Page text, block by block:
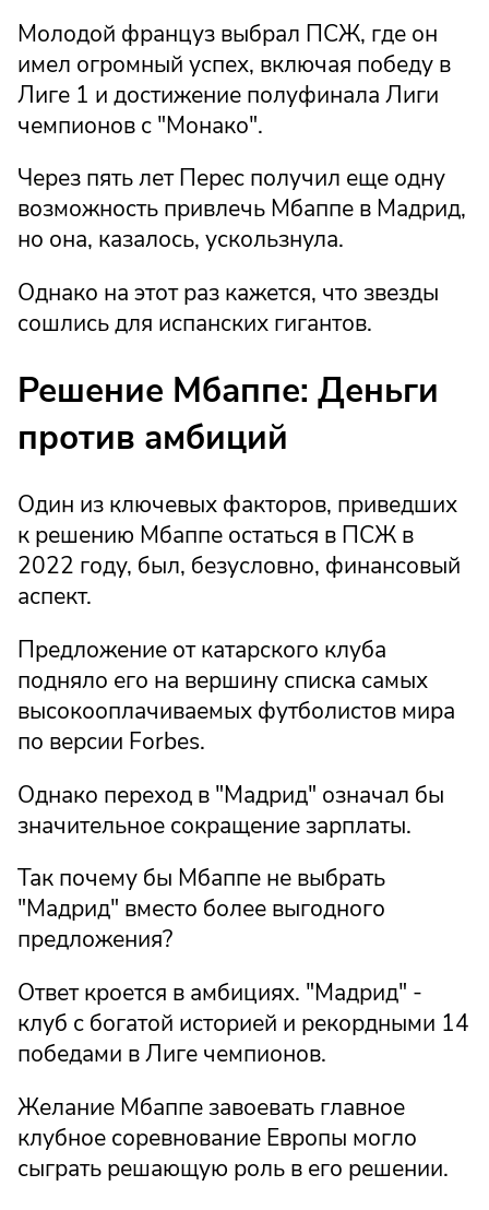
Молодой француз выбрал ПСЖ, где он
имел огромный успех, включая победу в
Лиге 1 и достижение полуфинала Лиги
чемпионов с "Монако".
Через пять лет Перес получил еще одну
возможность привлечь Мбаппе в Мадрид,
но она, казалось, ускользнула.
Однако на этот раз кажется, что звезды
сошлись для испанских гигантов.
Решение Мбаппе: Деньги
против амбиций
Один из ключевых факторов, приведших
к решению Мбаппе остаться в ПСЖ в
2022 году, был, безусловно, финансовый
аспект.
Предложение от катарского клуба
подняло его на вершину списка самых
высокооплачиваемых футболистов мира
по версии Forbes.
Однако переход в "Мадрид" означал бы
значительное сокращение зарплаты.
Так почему бы Мбаппе не выбрать
"Мадрид" вместо более выгодного
предложения?
Ответ кроется в амбициях. "Мадрид" -
клуб с богатой историей и рекордными 14
победами в Лиге чемпионов.
Желание Мбаппе завоевать главное
клубное соревнование Европы могло
сыграть решающую роль в его решении.